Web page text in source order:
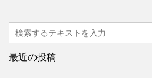
最近の投稿